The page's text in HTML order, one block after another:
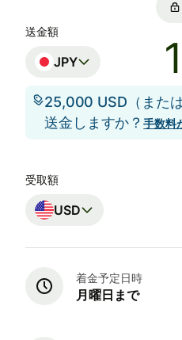
送金額
JPY
25,000 USD（また
送金しますか？手数料
受取額
USD
着金予定日時
月曜日まで